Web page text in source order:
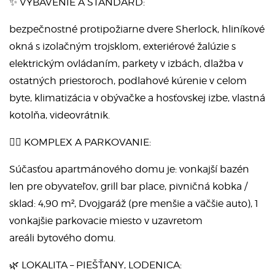
bezpečnostné protipožiarne dvere Sherlock, hliníkové
okná s izolačným trojsklom, exteriérové žalúzie s
elektrickým ovládaním, parkety v izbách, dlažba v
ostatných priestoroch, podlahové kúrenie v celom
byte, klimatizácia v obývačke a hosťovskej izbe, vlastná
kotolňa, videovrátnik.
🏊‍♂️ KOMPLEX A PARKOVANIE:
Súčasťou apartmánového domu je: vonkajší bazén
len pre obyvateľov, grill bar place, pivničná kobka /
sklad: 4,90 m², Dvojgaráž (pre menšie a väčšie auto), 1
vonkajšie parkovacie miesto v uzavretom
areáli bytového domu.
🌿 LOKALITA – PIEŠŤANY, LODENICA: